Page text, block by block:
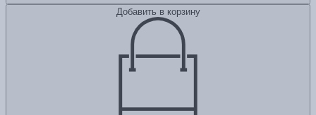
Добавить в корзину